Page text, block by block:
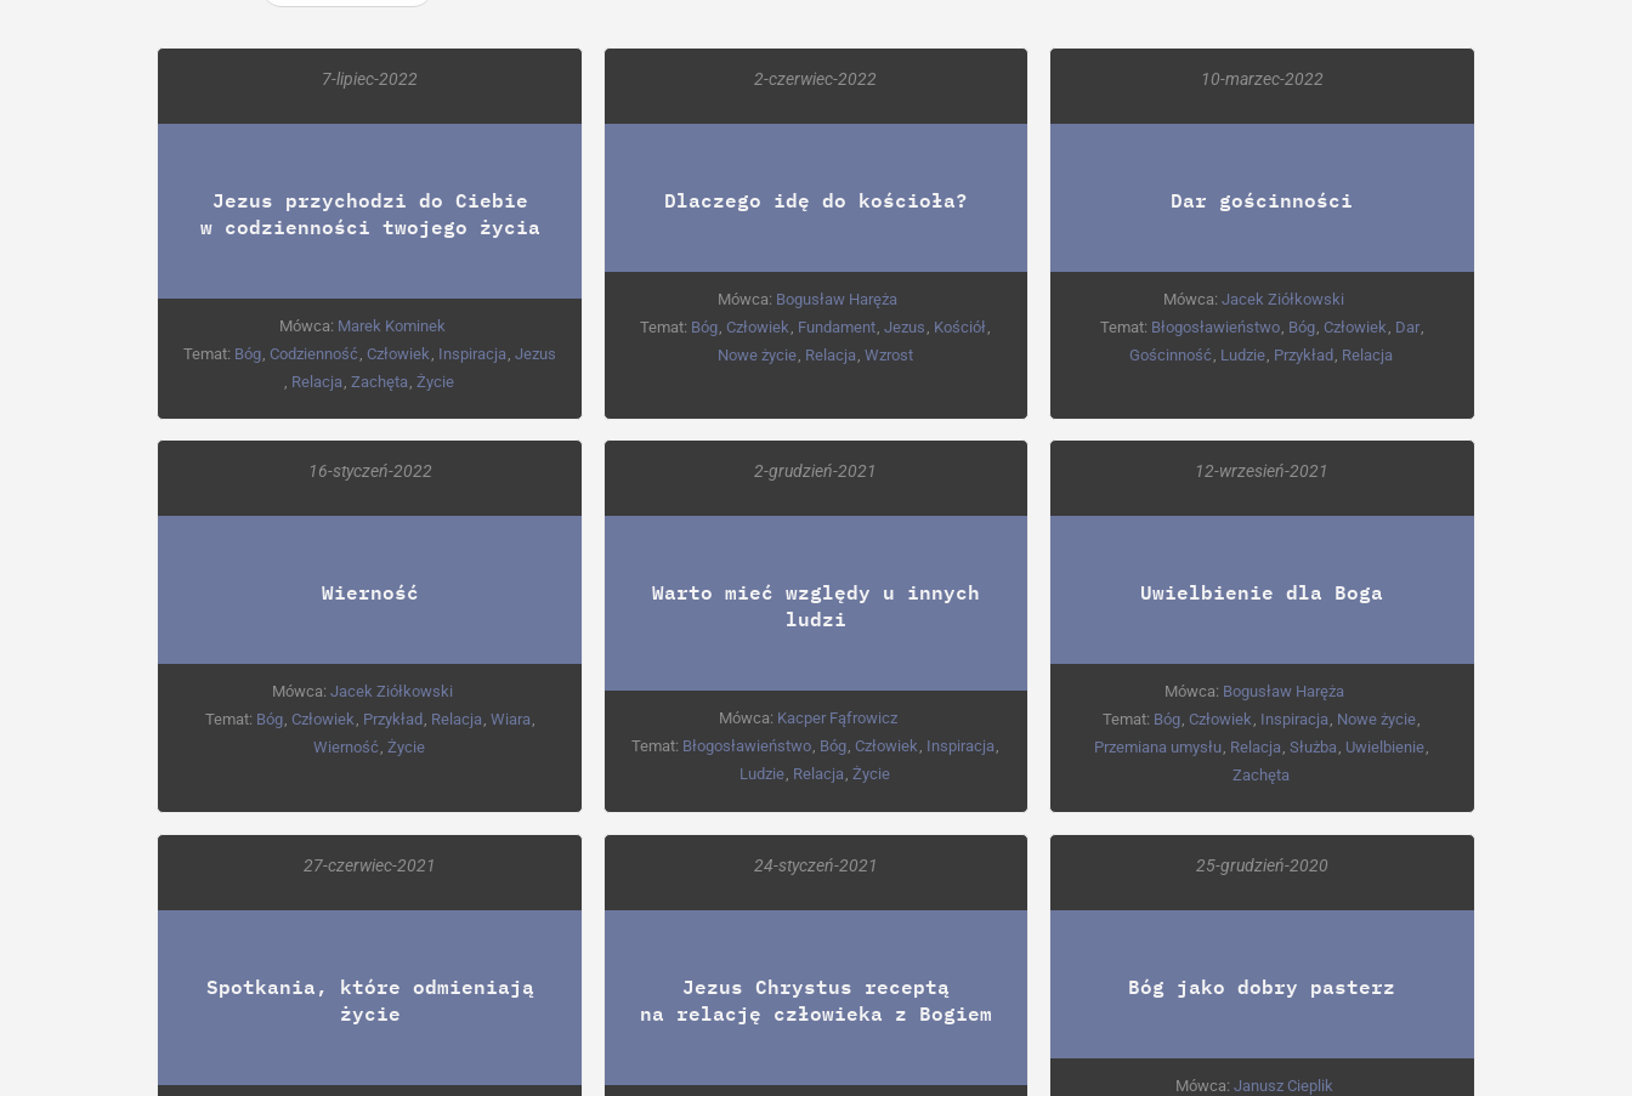
7-lipiec-2022
Jezus przychodzi do Ciebie
w codzienności twojego życia
Mówca: Marek Kominek
Temat: Bóg Codzienność Człowiek Inspiracja Jezus
Relacja ,Zachęta ,Życie
2-czerwiec-2022
Dlaczego idę do kościoła?
Mówca: Bogusław Haręża
Temat: Bóg Człowiek Fundament ,Jezus Kościół
Nowe życie Relacja Wzrost
10-marzec-2022
Dar gościnności
Mówca:Jacek Ziółkowski
Temat: Błogosławieństwo Bóg Człowiek Dar
Gościnność Ludzie Przykład Relacja
16-styczeń-2022
Wierność
Mówca: Jacek Ziółkowski
Temat: Bóg, Człowiek , Przykład , Relacja, Wiara,
Wierność ,Życie
2-grudzień-2021
Warto mieć względy u innych
ludzi
Mówca: Kacper Fąfrowicz
Temat: Błogosławieństwo, Bóg, Człowiek , Inspiracja,
Ludzie, Relacja,Życie
12-wrzesień-2021
Uwielbienie dla Boga
Mówca: Bogusław Haręża
Temat: Bóg, Człowiek , Inspiracja, Nowe życie,
Przemiana umysłu, Relacja,Służba, Uwielbienie,
Zachęta
27-czerwiec-2021
Spotkania, które odmieniają
życie
24-styczeń-2021
Jezus Chrystus receptą
na relację człowieka z Bogiem
25-grudzień-2020
Bóg jako dobry pasterz
Mówca: Janusz Cieplik